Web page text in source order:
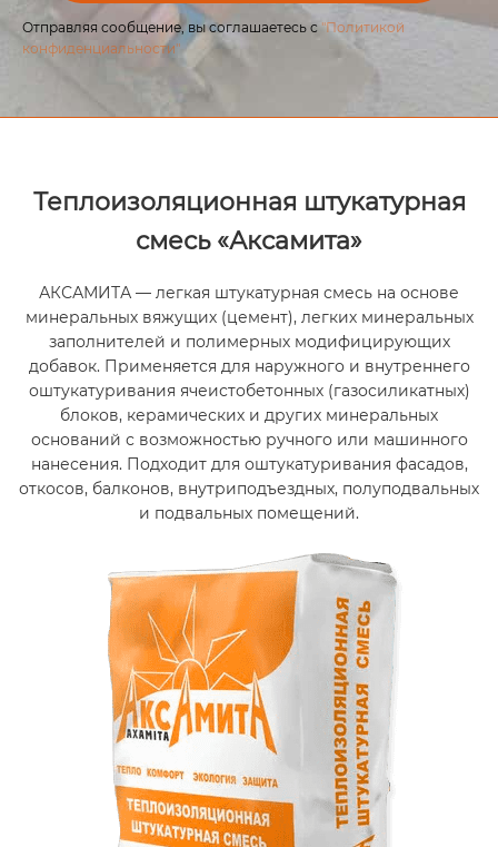
Отправляя сообщение, вы соглашаетесь с"Политикой
конфиденциальности"
Теплоизоляционная штукатурная
смесь «Аксамита»
АКСАМИТА — легкая штукатурная смесь на основе
минеральных вяжущих (цемент), легких минеральных
заполнителей и полимерных модифицирующих
добавок. Применяется для наружного и внутреннего
оштукатуривания ячеистобетонных (газосиликатных)
блоков, керамических и других минеральных
оснований с возможностью ручного или машинного
нанесения. Подходит для оштукатуривания фасадов,
откосов, балконов, внутриподъездных, полуподвальных
и подвальных помещений.